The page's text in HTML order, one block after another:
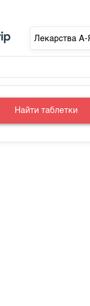
Лекарства А-
Найти таблетки